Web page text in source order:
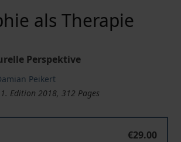
als Therapie
Perspektive
Peikert
Edition 2018, 312 Pages
€29.00